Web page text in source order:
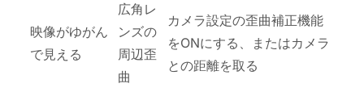
映像がゆがん
で見える
広角レ
ンズの
周辺歪
曲
カメラ設定の歪曲補正機能
をONにする、またはカメラ
との距離を取る